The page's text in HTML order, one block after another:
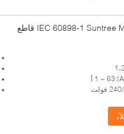
IEC 60898-1 Suntree MCB AC 50A قاطع